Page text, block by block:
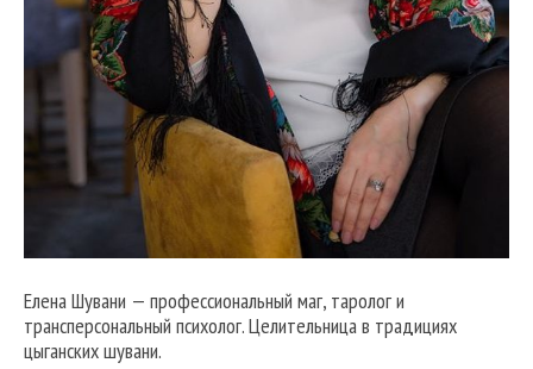
Елена Шувани — профессиональный маг, таролог и
трансперсональный психолог. Целительница в традициях
цыганских шувани.